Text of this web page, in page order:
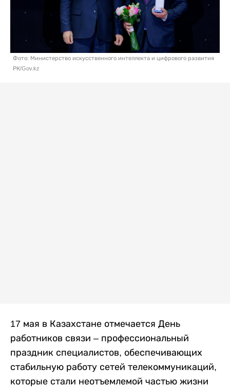
Фото: Министерство искусственного интеллекта и цифрового развития
РК/Gov.kz
17 мая в Казахстане отмечается День
работников связи – профессиональный
праздник специалистов, обеспечивающих
стабильную работу сетей телекоммуникаций,
которые стали неотъемлемой частью жизни